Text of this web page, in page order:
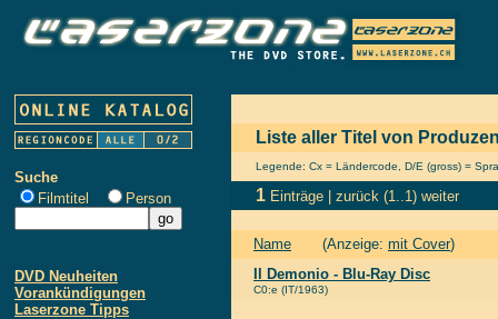
Suche
Filmtitel
Person
DVD Neuheiten
Vorankündigungen
Laserzone Tipps
Liste aller Titel von
Legende: Cx = Ländercode, D/E (gross) =
1 Einträge | zurück (1..1) weiter
Name (Anzeige: mit Cover)
Il Demonio - Blu-Ray Disc
C0:e (IT/1963)